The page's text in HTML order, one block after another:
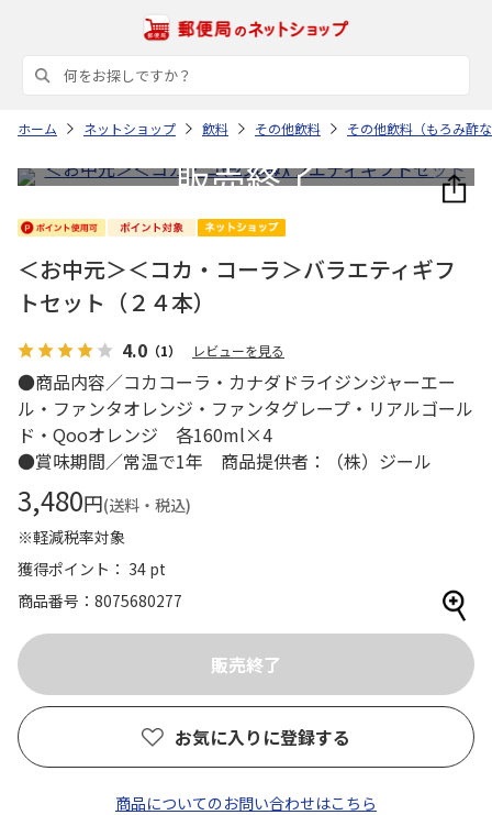
ホーム ネットショップ 飲料 その他飲料 その他飲料（もろみ酢
＜お中元＞＜コカ・コーラ＞バラエティギフ
トセット（２４本）
4.0 （1） レビューを見る
●商品内容／コカコーラ・カナダドライジンジャーエー
ル・ファンタオレンジ・ファンタグレープ・リアルゴール
ド・Qooオレンジ 各160ml×4
●賞味期間／常温で1年 商品提供者：（株）ジール
3,480円(送料・税込)
※軽減税率対象
獲得ポイント： 34 pt
商品番号
8075680277
お気に入りに登録する
商品についてのお問い合わせはこちら